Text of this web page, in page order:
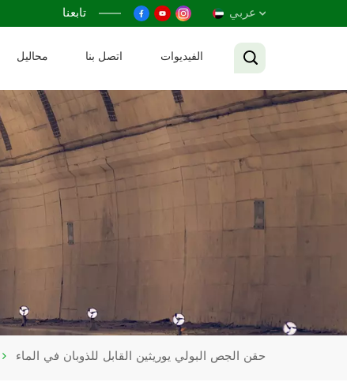
تابعنا عربي
Français
Русский
محاليل اتصل بنا الفيديوات
حقن الجص البولي يوريثين القابل للذوبان في الماء